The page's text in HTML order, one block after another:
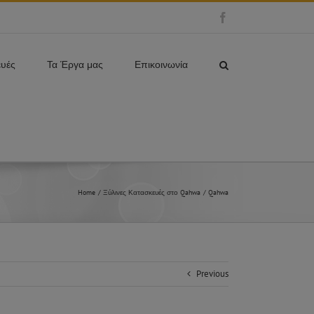
Τα Έργα μας Επικοινωνία
Home Ξύλινες Κατασκευές στο Qahwa Qahwa
Previous